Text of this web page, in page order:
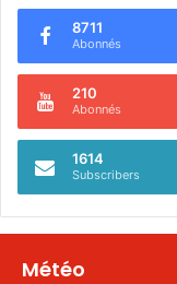
8711
Abonnés
210
Abonnés
1614
Subscribers
Météo